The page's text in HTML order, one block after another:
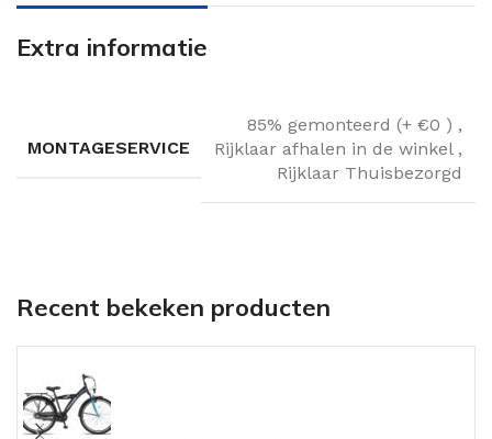
Extra informatie
MONTAGESERVICE
85% gemonteerd (+ €0 ) ,
Rijklaar afhalen in de winkel ,
Rijklaar Thuisbezorgd
Recent bekeken producten